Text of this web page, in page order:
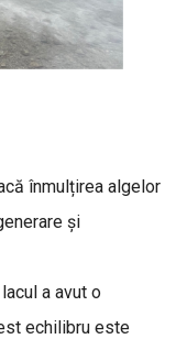
înmulțirea algelor
și
a avut o
echilibru este